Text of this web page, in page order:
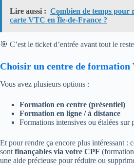
Lire aussi : Combien de temps pour
carte VTC en Île-de-France ?
🎯 C’est le ticket d’entrée avant tout le
Choisir un centre de formation
Vous avez plusieurs options :
Formation en centre (présentiel)
Formation en ligne / à distance
Formations intensives ou étalées sur
Et pour rendre ça encore plus intéressant :
sont finançables via votre CPF
une aide précieuse pour réduire ou